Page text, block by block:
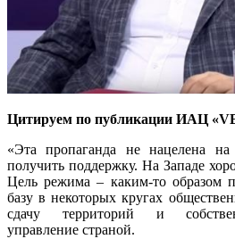
Цитируем по публикации ИАЦ
«Эта пропаганда не нацелена
получить поддержку. На Западе
Цель режима – каким-то образом
базу в некоторых кругах
сдачу территорий и
управление страной.